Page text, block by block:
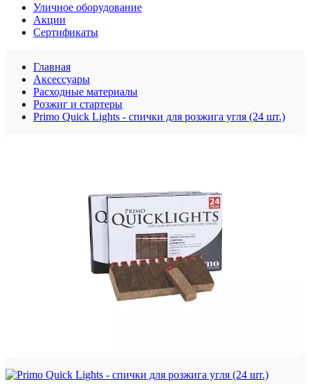
Уличное оборудование
Акции
Сертификаты
Главная
Аксессуары
Расходные материалы
Розжиг и стартеры
Primo Quick Lights - спички для розжига угля (24 шт.)